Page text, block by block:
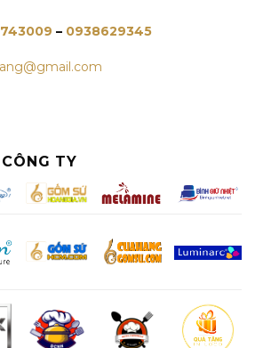
– 0938629345
TY